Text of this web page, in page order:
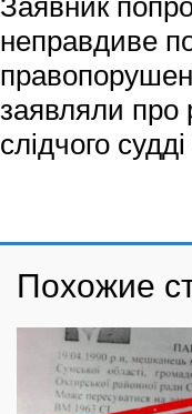
Заявник
неправдиве
заявляли про
слідчого
Похожие